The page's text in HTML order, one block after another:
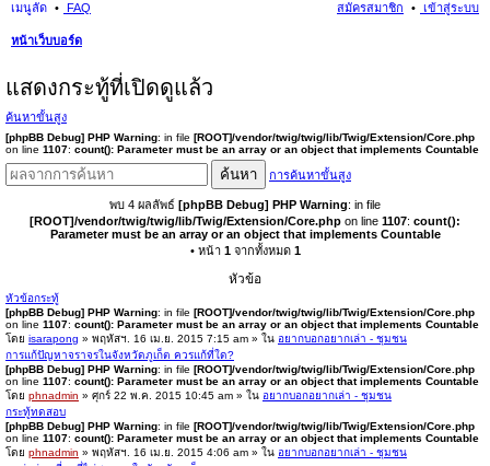
เมนูลัด FAQ เข้าสู่ระบบ
สมัครสมาชิก
หน้าเว็บบอร์ด
แสดงกระทู้ที่เปิดดูแล้ว
ค้นหาขั้นสูง
[phpBB Debug] PHP Warning: in file [ROOT]/vendor/twig/twig/lib/Twig/Extension/Core.php
on line 1107: count(): Parameter must be an array or an object that implements Countable
ค้นหา การค้นหาขั้นสูง
พบ 4 ผลลัพธ์ [phpBB Debug] PHP Warning: in file
[ROOT]/vendor/twig/twig/lib/Twig/Extension/Core.php on line 1107: count():
Parameter must be an array or an object that implements Countable
• หน้า 1จากทั้งหมด 1
หัวข้อ
หัวข้อกระทู้
[phpBB Debug] PHP Warning: in file [ROOT]/vendor/twig/twig/lib/Twig/Extension/Core.php
on line 1107: count(): Parameter must be an array or an object that implements Countable
โดย isarapong » พฤหัสฯ. 16 เม.ย. 2015 7:15 am » ใน อยากบอกอยากเล่า - ชุมชน
การแก้ปัญหาจราจรในจังหวัดภูเก็ต ควรแก้ที่ใด?
[phpBB Debug] PHP Warning: in file [ROOT]/vendor/twig/twig/lib/Twig/Extension/Core.php
on line 1107: count(): Parameter must be an array or an object that implements Countable
โดย phnadmin » ศุกร์ 22 พ.ค. 2015 10:45 am » ใน อยากบอกอยากเล่า - ชุมชน
กระทู้ทดสอบ
[phpBB Debug] PHP Warning: in file [ROOT]/vendor/twig/twig/lib/Twig/Extension/Core.php
on line 1107: count(): Parameter must be an array or an object that implements Countable
โดย phnadmin » พฤหัสฯ. 16 เม.ย. 2015 4:06 am » ใน อยากบอกอยากเล่า - ชุมชน